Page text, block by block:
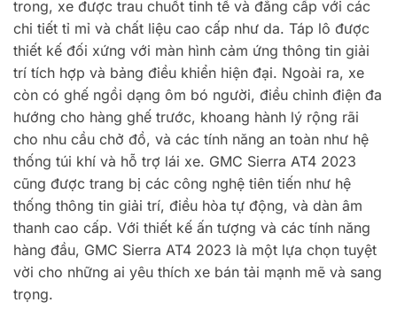
trong, xe được trau chuốt tinh tế và đẳng cấp với các
chi tiết tỉ mỉ và chất liệu cao cấp như da. Táp lô được
thiết kế đối xứng với màn hình cảm ứng thông tin giải
trí tích hợp và bảng điều khiển hiện đại. Ngoài ra, xe
còn có ghế ngồi dạng ôm bó người, điều chỉnh điện đa
hướng cho hàng ghế trước, khoang hành lý rộng rãi
cho nhu cầu chở đồ, và các tính năng an toàn như hệ
thống túi khí và hỗ trợ lái xe. GMC Sierra AT4 2023
cũng được trang bị các công nghệ tiên tiến như hệ
thống thông tin giải trí, điều hòa tự động, và dàn âm
thanh cao cấp. Với thiết kế ấn tượng và các tính năng
hàng đầu, GMC Sierra AT4 2023 là một lựa chọn tuyệt
vời cho những ai yêu thích xe bán tải mạnh mẽ và sang
trọng.